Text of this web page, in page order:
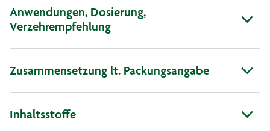
Anwendungen, Dosierung,
Verzehrempfehlung
Zusammensetzung lt. Packungsangabe
Inhaltsstoffe